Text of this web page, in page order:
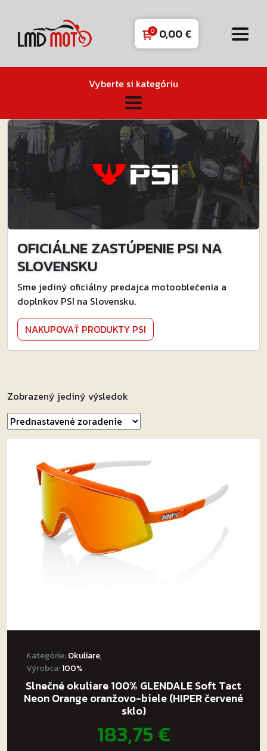
0,00€
Vyberte si kategóriu
OFICIÁLNE ZASTÚPENIE PSI NA
SLOVENSKU
Sme jediný oficiálny predajca motooblečenia a
doplnkov PSI na Slovensku.
NAKUPOVAŤ PRODUKTY PSI
Zobrazený jediný výsledok
Kategórie:Okuliare,
Výrobca:100%
Slnečné okuliare 100% GLENDALE Soft Tact
Neon Orange oranžovo-biele (HIPER červené
sklo)
183,75€